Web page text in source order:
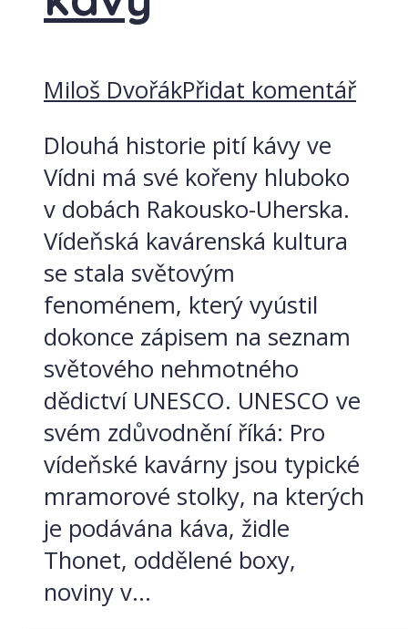
Miloš DvořákPřidat komentář
Dlouhá historie pití kávy ve
Vídni má své kořeny hluboko
v dobách Rakousko-Uherska.
Vídeňská kavárenská kultura
se stala světovým
fenoménem, který vyústil
dokonce zápisem na seznam
světového nehmotného
dědictví UNESCO. UNESCO ve
svém zdůvodnění říká: Pro
vídeňské kavárny jsou typické
mramorové stolky, na kterých
je podávána káva, židle
Thonet, oddělené boxy,
noviny v...